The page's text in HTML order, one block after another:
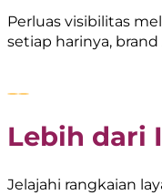
Perluas visibilitas
setiap harinya,
Lebih dari
Jelajahi rangkaian